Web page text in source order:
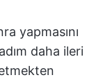
yapmasını
daha ileri